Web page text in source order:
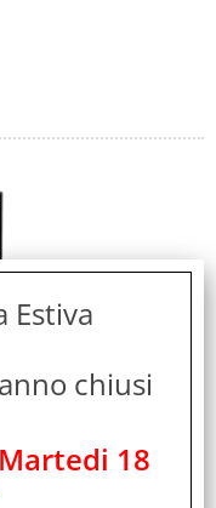
RYZEN AI 7 350
GeForce RTX 5060
RGB-WIN 11
Estiva
chiusi
18